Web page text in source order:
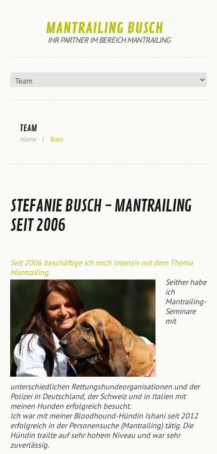
IHR PARTNER IM BEREICH MANTRAILING
TEAM
Home Team
STEFANIE BUSCH - MANTRAILING
SEIT 2006
Seit 2006 beschäftige ich mich intensiv mit dem Thema
Mantrailing.
Seither habe
ich
Mantrailing-
Seminare
mit
unterschiedlichen Rettungshundeorganisationen und der
Polizei in Deutschland, der Schweiz und in Italien mit
meinen Hunden erfolgreich besucht.
Ich war mit meiner Bloodhound-Hündin Ishani seit 2012
erfolgreich in der Personensuche (Mantrailing) tätig. Die
Hündin trailte auf sehr hohem Niveau und war sehr
zuverlässig.